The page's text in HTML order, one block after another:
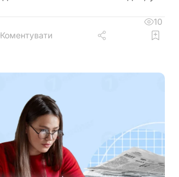
10
Коментувати